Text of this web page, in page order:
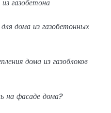
газобетона
дома из газобетонных
дома из газоблоков
на фасаде дома?